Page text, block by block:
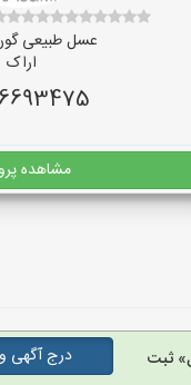
عسل طبیعی
اراک
مشاهده
ثبت
درج آگهی